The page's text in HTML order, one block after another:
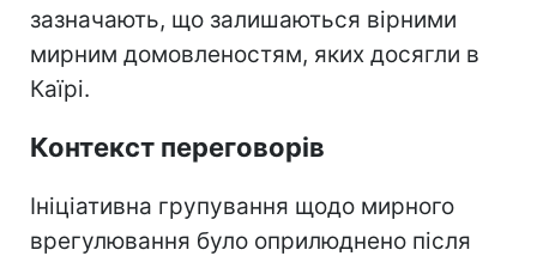
зазначають, що залишаються вірними
мирним домовленостям, яких досягли в
Каїрі.
Контекст переговорів
Ініціативна групування щодо мирного
врегулювання було оприлюднено після